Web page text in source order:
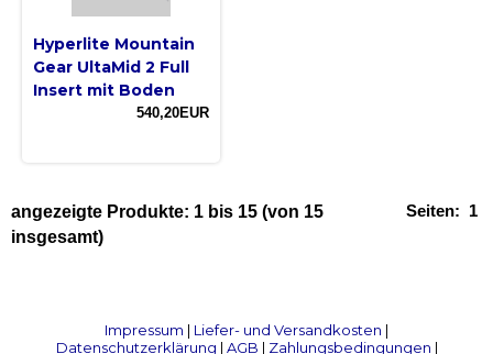
Hyperlite Mountain
Gear UltaMid 2 Full
Insert mit Boden
540,20EUR
Seiten: 1
angezeigte Produkte: 1 bis 15 (von 15
insgesamt)
Impressum | Liefer- und Versandkosten |
Datenschutzerklärung | AGB | Zahlungsbedingungen |